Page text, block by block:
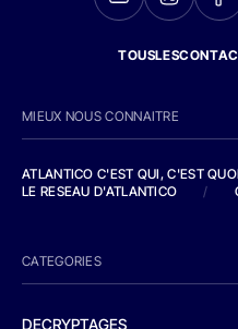
MIEUX NOUS CONNAITRE
ATLANTICO C'EST QUI, C'EST
LE RESEAU D'ATLANTICO
/
CATEGORIES
DECRYPTAGES